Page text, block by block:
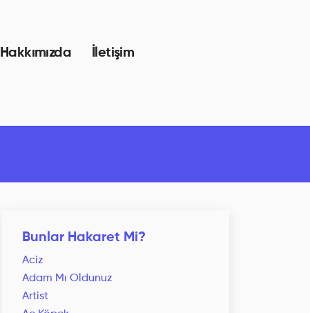
Hakkımızda İletişim
Bunlar Hakaret Mi?
Aciz
Adam Mı Oldunuz
Artist